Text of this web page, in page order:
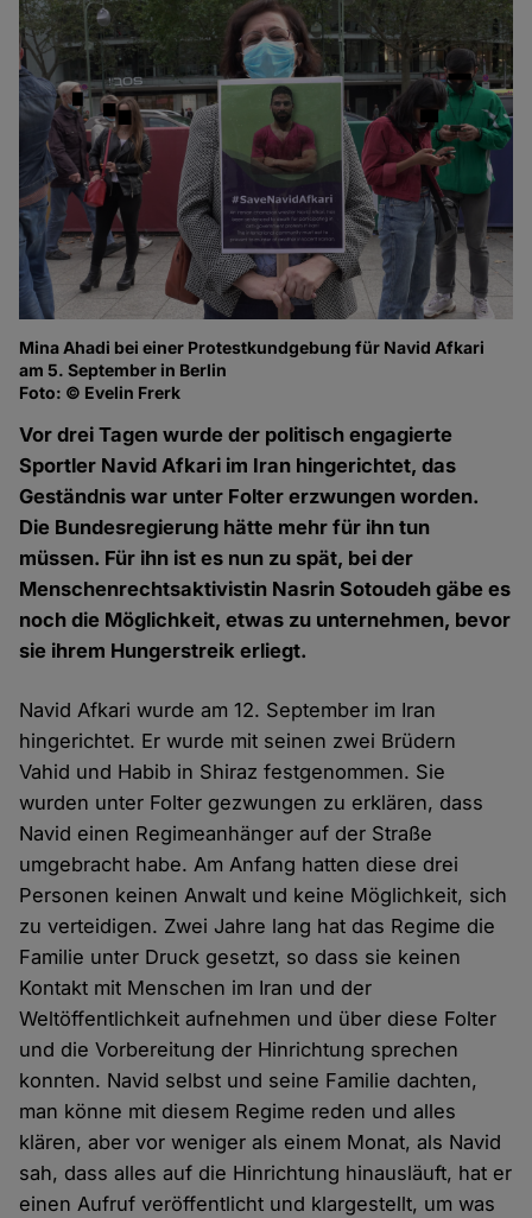
Mina Ahadi bei einer Protestkundgebung für Navid Afkari
am 5. September in Berlin
Foto: © Evelin Frerk
Vor drei Tagen wurde der politisch engagierte
Sportler Navid Afkari im Iran hingerichtet, das
Geständnis war unter Folter erzwungen worden.
Die Bundesregierung hätte mehr für ihn tun
müssen. Für ihn ist es nun zu spät, bei der
Menschenrechtsaktivistin Nasrin Sotoudeh gäbe es
noch die Möglichkeit, etwas zu unternehmen, bevor
sie ihrem Hungerstreik erliegt.
Navid Afkari wurde am 12. September im Iran
hingerichtet. Er wurde mit seinen zwei Brüdern
Vahid und Habib in Shiraz festgenommen. Sie
wurden unter Folter gezwungen zu erklären, dass
Navid einen Regimeanhänger auf der Straße
umgebracht habe. Am Anfang hatten diese drei
Personen keinen Anwalt und keine Möglichkeit, sich
zu verteidigen. Zwei Jahre lang hat das Regime die
Familie unter Druck gesetzt, so dass sie keinen
Kontakt mit Menschen im Iran und der
Weltöffentlichkeit aufnehmen und über diese Folter
und die Vorbereitung der Hinrichtung sprechen
konnten. Navid selbst und seine Familie dachten,
man könne mit diesem Regime reden und alles
klären, aber vor weniger als einem Monat, als Navid
sah, dass alles auf die Hinrichtung hinausläuft, hat er
einen Aufruf veröffentlicht und klargestellt, um was